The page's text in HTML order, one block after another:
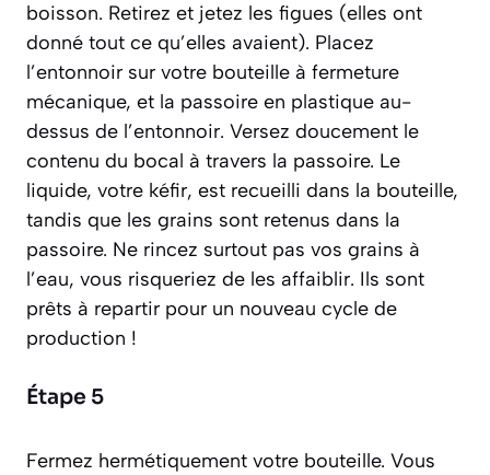
boisson. Retirez et jetez les figues (elles ont
donné tout ce qu’elles avaient). Placez
l’entonnoir sur votre bouteille à fermeture
mécanique, et la passoire en plastique au-
dessus de l’entonnoir. Versez doucement le
contenu du bocal à travers la passoire. Le
liquide, votre kéfir, est recueilli dans la bouteille,
tandis que les grains sont retenus dans la
passoire. Ne rincez surtout pas vos grains à
l’eau, vous risqueriez de les affaiblir. Ils sont
prêts à repartir pour un nouveau cycle de
production !
Étape 5
Fermez hermétiquement votre bouteille. Vous